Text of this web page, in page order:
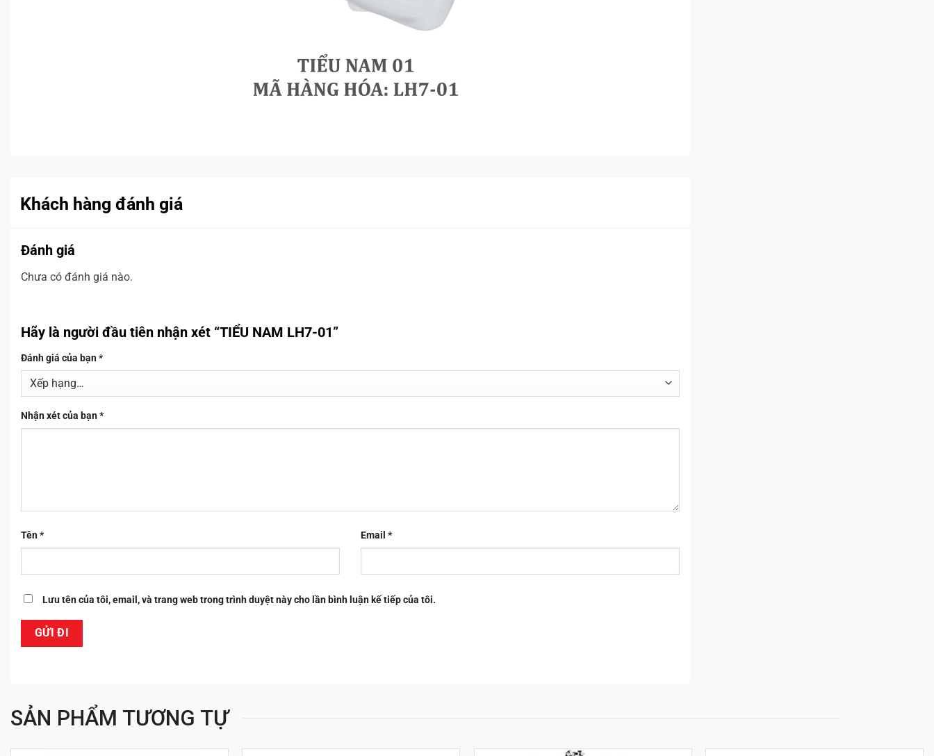
Khách hàng đánh giá
Đánh giá
Chưa có đánh giá nào.
Hãy là người đầu tiên nhận xét “TIỂU NAM LH7-01”
Đánh giá của bạn*
Nhận xét của bạn*
Tên* Email *
Lưu tên của tôi, email, và trang web trong trình duyệt này cho lần bình luận kế tiếp của tôi.
SẢN PHẨM TƯƠNG TỰ